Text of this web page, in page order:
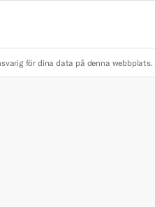
för dina data på denna webbplats.